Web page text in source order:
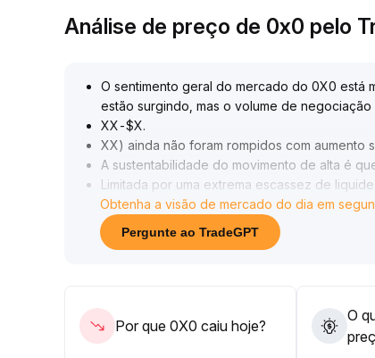
Análise de preço de 0x0 pelo
O sentimento geral do mercado do 0X0 está
estão surgindo, mas o volume de
XX-$X.
XX) ainda não foram rompidos com aumento
A sustentabilidade do movimento de alta é
Limitada por uma extrema escassez de
continuam elevados, grandes negociações
de preço
Recomenda-se aos investidores que
Obtenha a visão de mercado do dia em
Pergunte ao TradeGPT
Por que 0X0 caiu hoje?
O